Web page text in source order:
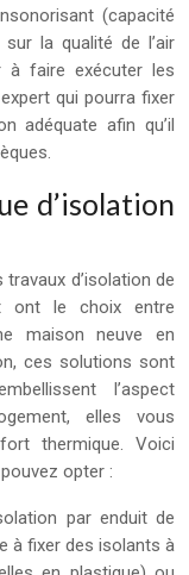
(capacité
la qualité de l’air
à faire exécuter les
qui pourra fixer
adéquate afin qu’il
d’isolation
d’isolation de
ont le choix entre
maison neuve en
ces solutions sont
l’aspect
elles vous
thermique. Voici
opter :
par enduit de
à fixer des isolants à